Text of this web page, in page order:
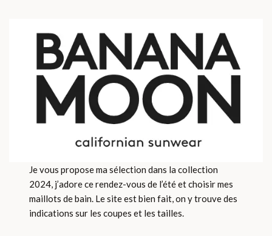
Je vous propose ma sélection dans la collection
2024, j’adore ce rendez-vous de l’été et choisir mes
maillots de bain. Le site est bien fait, on y trouve des
indications sur les coupes et les tailles.